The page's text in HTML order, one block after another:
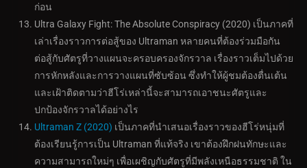
ก่อน
Ultra Galaxy Fight: The Absolute Conspiracy (2020) เป็นภาคที่
เล่าเรื่องราวการต่อสู้ของ Ultraman หลายคนที่ต้องร่วมมือกัน
ต่อสู้กับศัตรูที่วางแผนจะครอบครองจักรวาล เรื่องราวเต็มไปด้วย
การหักหลังและการวางแผนที่ซับซ้อน ซึ่งทำให้ผู้ชมต้องตื่นเต้น
และเฝ้าติดตามว่าฮีโร่เหล่านี้จะสามารถเอาชนะศัตรูและ
ปกป้องจักรวาลได้อย่างไร
Ultraman Z (2020) เป็นภาคที่นำเสนอเรื่องราวของฮีโร่หนุ่มที่
ต้องเรียนรู้การเป็น Ultraman ที่แท้จริง เขาต้องฝึกฝนทักษะและ
ความสามารถใหม่ๆ เพื่อเผชิญกับศัตรูที่มีพลังเหนือธรรมชาติ ใน